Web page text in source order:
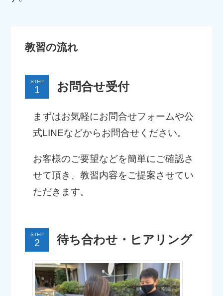
教習の流れ
STEP お問合せ受付
まずはお気軽にお問合せフォームや公
式LINEなどからお問合せください。
お客様のご要望などを簡単にご確認さ
せて頂き、教習内容をご提案させてい
ただきます。
STEP 待ち合わせ・ヒアリング